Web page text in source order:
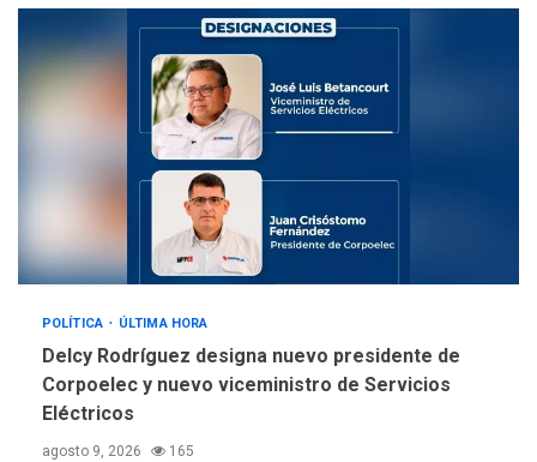
4
llevar a problemas
sanitarios y asumirse como
problema de orden público
REGIONALES
Alcaldía de Mariño climatiza
Núcleo del Sistema de
Orquestas Porlamar
POLÍTICA ÚLTIMA HORA
Delcy Rodríguez designa nuevo presidente de
Corpoelec y nuevo viceministro de Servicios
Eléctricos
agosto 9, 2026 165